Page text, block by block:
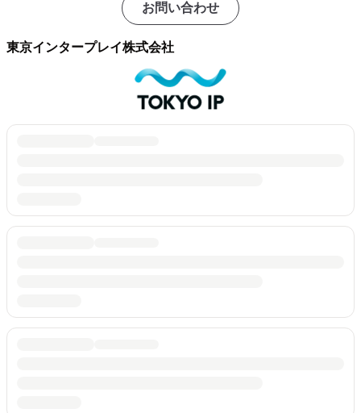
お問い合わせ
東京インタープレイ株式会社